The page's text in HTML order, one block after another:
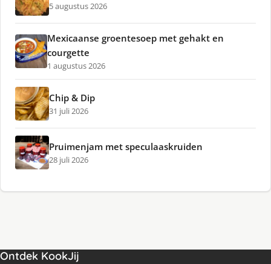
5 augustus 2026
Mexicaanse groentesoep met gehakt en
courgette
1 augustus 2026
Chip & Dip
31 juli 2026
Pruimenjam met speculaaskruiden
28 juli 2026
Ontdek KookJij